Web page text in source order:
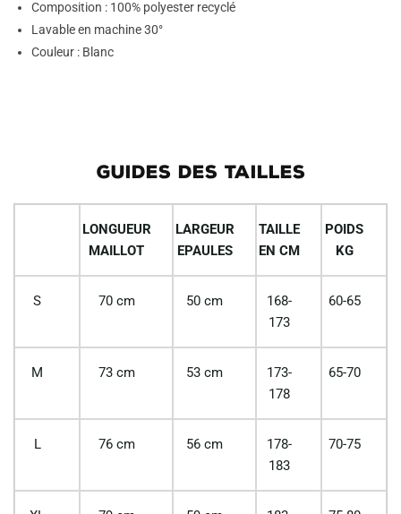
Composition : 100% polyester recyclé
Lavable en machine 30°
Couleur : Blanc
GUIDES DES TAILLES
LONGUEUR
MAILLOT
LARGEUR
EPAULES
TAILLE
EN CM
POIDS
KG
S 70 cm 50 cm
168-
173
60-65
M 73 cm 53 cm
173-
178
65-70
L 76 cm 56 cm
178-
183
70-75